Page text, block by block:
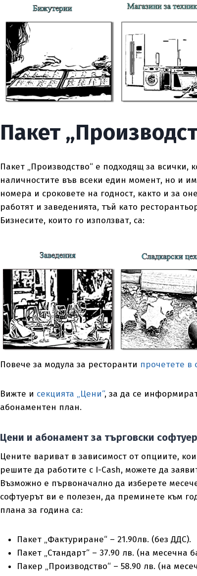
Пакет
Пакет „Производство“ е подходящ за всички,
наличностите във всеки един момент, но и
номера и сроковете на годност, както и за
работят и заведенията, тъй като
Бизнесите, които го използват, са:
Повече за модула за ресторанти прочетете в
Вижте и секцията „Цени“, за да се
абонаментен план.
Цени и абонамент за търговски
Цените вариват в зависимост от опциите,
решите да работите с I-Cash, можете да
Възможно е първоначално да изберете
софтуерът ви е полезен, да преминете към
плана за година са:
Пакет „Фактуриране“ – 21.90лв. (без ДДС).
Пакет „Стандарт“ – 37.90 лв. (на месечна
Пакер „Производство“ – 58.90 лв. (на